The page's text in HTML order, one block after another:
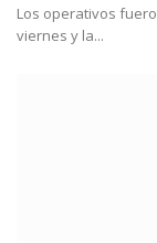
Los operativos
viernes y la...